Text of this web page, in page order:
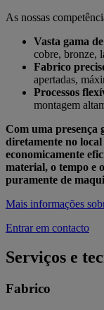
As nossas
Vasta gama
cobre, bronze,
Fabrico
apertadas,
Processos
montagem
Com uma presença
diretamente no local
economicamente
material, o tempo e
puramente de
Mais informações
Entrar em contacto
Serviços e
Fabrico